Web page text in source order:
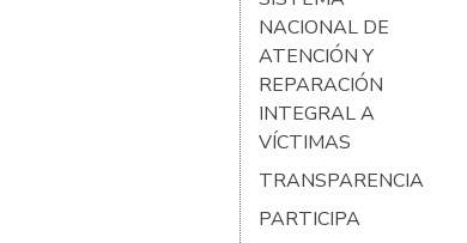
NACIONAL DE
ATENCIÓN Y
REPARACIÓN
INTEGRAL A
VÍCTIMAS
TRANSPARENCIA
PARTICIPA